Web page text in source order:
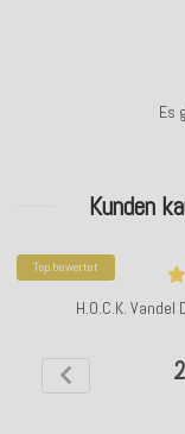
Es
Kunden
Top bewertet
H.O.C.K.